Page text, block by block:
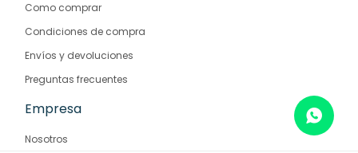
Como comprar
Condiciones de compra
Envíos y devoluciones
Preguntas frecuentes
Empresa
Nosotros